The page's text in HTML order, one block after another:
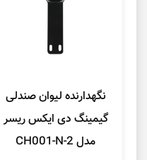
نگهدارنده لیوان صندلی
گیمینگ دی ایکس ریسر
مدل CH001-N-2